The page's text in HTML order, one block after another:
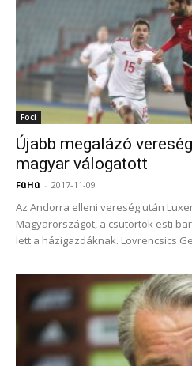
Foci
Újabb megalázó
magyar válogatott
FüHü - 2017-11-09
Az Andorra elleni vereség után
Magyarországot, a csütörtök esti
lett a házigazdáknak. Lovrencsics